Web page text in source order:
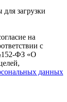
загрузки
на
с
ФЗ «О
данных